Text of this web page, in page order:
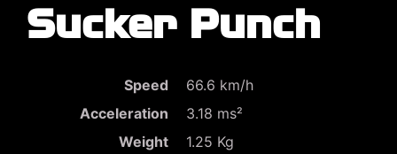
Sucker Punch
Speed
66.6 km/h
Acceleration
3.18 ms²
Weight
1.25 Kg